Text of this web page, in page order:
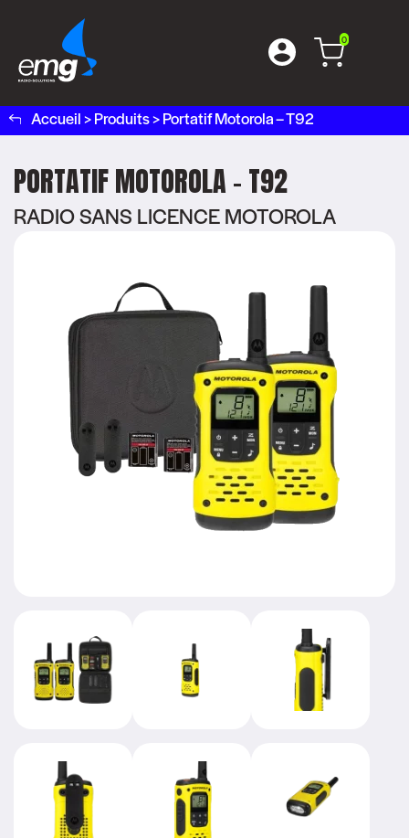
0
Accueil>Produits>Portatif Motorola – T92
PORTATIF MOTOROLA – T92
RADIO SANS LICENCE MOTOROLA